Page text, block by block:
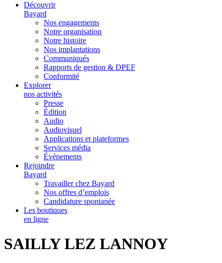
Découvrir
Bayard
Nos engagements
Notre organisation
Notre histoire
Nos implantations
Communiqués
Rapports de gestion & DPEF
Conformité
Explorer
nos activités
Presse
Édition
Audio
Audiovisuel
Applications et plateformes
Services média
Événements
Rejoindre
Bayard
Travailler chez Bayard
Nos offres d’emplois
Candidature spontanée
Les boutiques
en ligne
SAILLY LEZ LANNOY